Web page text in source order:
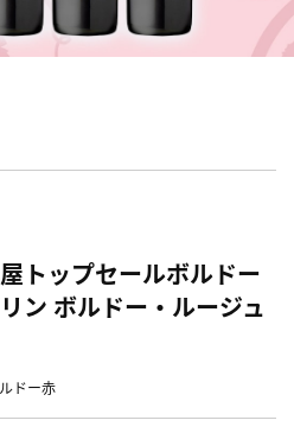
トップセールボルドー
ン ボルドー・ルージュ
ドー赤